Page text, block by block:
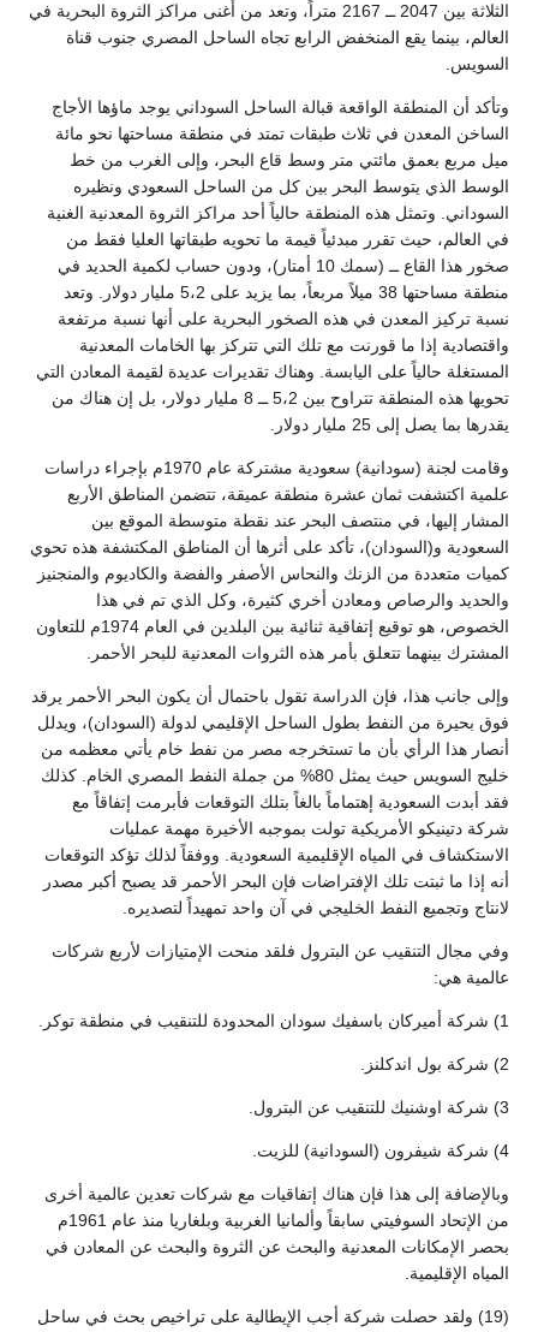
الثلاثة بين 2047 ــ 2167 متراً، وتعد من أغنى مراكز الثروة البحرية في
العالم، بينما يقع المنخفض الرابع تجاه الساحل المصري جنوب قناة
السويس.
وتأكد أن المنطقة الواقعة قبالة الساحل السوداني يوجد ماؤها الأجاج
الساخن المعدن في ثلاث طبقات تمتد في منطقة مساحتها نحو مائة
ميل مربع بعمق مائتي متر وسط قاع البحر، وإلى الغرب من خط
الوسط الذي يتوسط البحر بين كل من الساحل السعودي ونظيره
السوداني. وتمثل هذه المنطقة حالياً أحد مراكز الثروة المعدنية الغنية
في العالم، حيث تقرر مبدئياً قيمة ما تحويه طبقاتها العليا فقط من
صخور هذا القاع ــ (سمك 10 أمتار)، ودون حساب لكمية الحديد في
منطقة مساحتها 38 ميلاً مربعاً، بما يزيد على 5،2 مليار دولار. وتعد
نسبة تركيز المعدن في هذه الصخور البحرية على أنها نسبة مرتفعة
واقتصادية إذا ما قورنت مع تلك التي تتركز بها الخامات المعدنية
المستغلة حالياً على اليابسة. وهناك تقديرات عديدة لقيمة المعادن التي
تحويها هذه المنطقة تتراوح بين 5،2 ــ 8 مليار دولار، بل إن هناك من
يقدرها بما يصل إلى 25 مليار دولار.
وقامت لجنة (سودانية) سعودية مشتركة عام 1970م بإجراء دراسات
علمية اكتشفت ثمان عشرة منطقة عميقة، تتضمن المناطق الأربع
المشار إليها، في منتصف البحر عند نقطة متوسطة الموقع بين
السعودية و(السودان)، تأكد على أثرها أن المناطق المكتشفة هذه تحوي
كميات متعددة من الزنك والنحاس الأصفر والفضة والكاديوم والمنجنيز
والحديد والرصاص ومعادن أخري كثيرة، وكل الذي تم في هذا
الخصوص، هو توقيع إتفاقية ثنائية بين البلدين في العام 1974م للتعاون
المشترك بينهما تتعلق بأمر هذه الثروات المعدنية للبحر الأحمر.
وإلى جانب هذا، فإن الدراسة تقول باحتمال أن يكون البحر الأحمر يرقد
فوق بحيرة من النفط بطول الساحل الإقليمي لدولة (السودان)، ويدلل
أنصار هذا الرأي بأن ما تستخرجه مصر من نفط خام يأتي معظمه من
خليج السويس حيث يمثل 80% من جملة النفط المصري الخام. كذلك
فقد أبدت السعودية إهتماماً بالغاً بتلك التوقعات فأبرمت إتفاقاً مع
شركة دتينيكو الأمريكية تولت بموجبه الأخيرة مهمة عمليات
الاستكشاف في المياه الإقليمية السعودية. ووفقاً لذلك تؤكد التوقعات
أنه إذا ما ثبتت تلك الإفتراضات فإن البحر الأحمر قد يصبح أكبر مصدر
لانتاج وتجميع النفط الخليجي في آن واحد تمهيداً لتصديره.
وفي مجال التنقيب عن البترول فلقد منحت الإمتيازات لأربع شركات
عالمية هي:
1) شركة أميركان باسفيك سودان المحدودة للتنقيب في منطقة توكر.
2) شركة بول اندكلنز.
3) شركة اوشنيك للتنقيب عن البترول.
4) شركة شيفرون (السودانية) للزيت.
وبالإضافة إلى هذا فإن هناك إتفاقيات مع شركات تعدين عالمية أخرى
من الإتحاد السوفيتي سابقاً وألمانيا الغربية وبلغاريا منذ عام 1961م
بحصر الإمكانات المعدنية والبحث عن الثروة والبحث عن المعادن في
المياه الإقليمية.
(19) ولقد حصلت شركة أجب الإيطالية على تراخيص بحث في ساحل